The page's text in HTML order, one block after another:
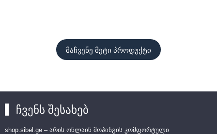
მაჩვენე მეტი პროდუქტი
ჩვენს შესახებ
shop.sibel.ge – არის ონლაინ შოპინგის კომფორტული